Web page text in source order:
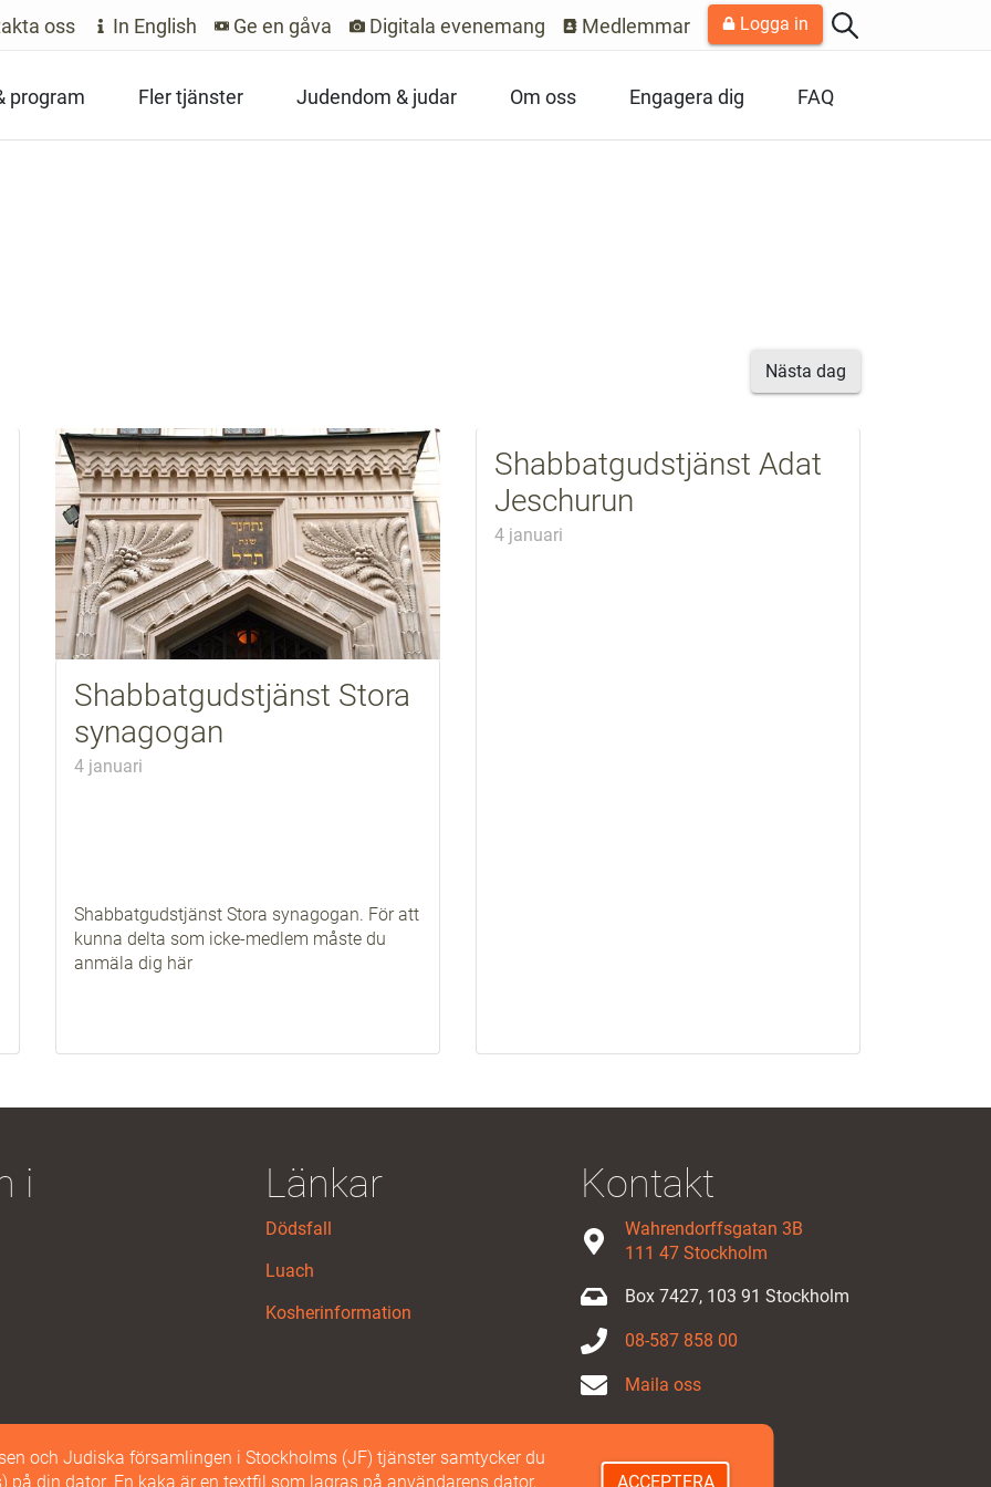
oss In English Ge en gåva Digitala evenemang Medlemmar Logga in
program Fler tjänster Judendom & judar Om oss Engagera dig FAQ
Nästa dag
Shabbatgudstjänst Stora
synagogan
4 januari
Shabbatgudstjänst Stora synagogan. För att
kunna delta som icke-medlem måste du
anmäla dig här
Shabbatgudstjänst Adat
Jeschurun
4 januari
i
Länkar
Dödsfall
Luach
Kosherinformation
Kontakt
Wahrendorffsgatan 3B
111 47 Stockholm
Box 7427, 103 91 Stockholm
08-587 858 00
Maila oss
© 2026 Judiska Församlingen Stockholm | Alla rättigheter förbehålls.
och Judiska församlingen i Stockholms (JF) tjänster samtycker du
på din dator. En kaka är en textfil som lagras på användarens dator,
ACCEPTERA